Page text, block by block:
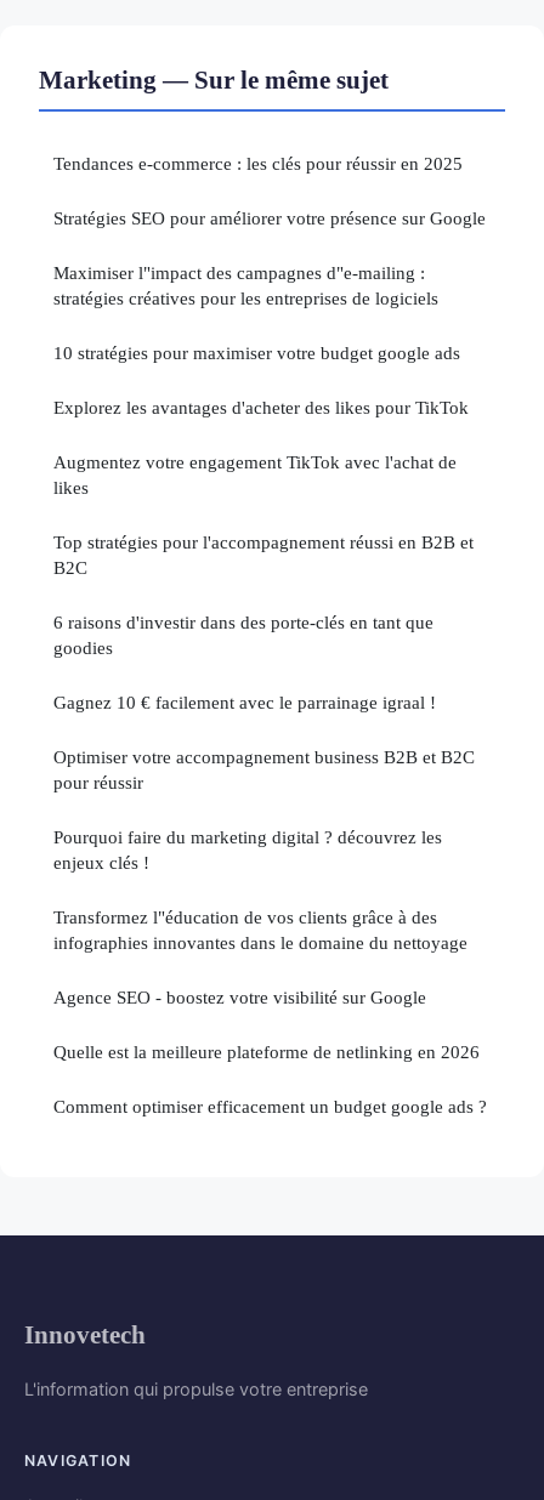
Marketing — Sur le même sujet
Tendances e-commerce : les clés pour réussir en 2025
Stratégies SEO pour améliorer votre présence sur Google
Maximiser l"impact des campagnes d"e-mailing :
stratégies créatives pour les entreprises de logiciels
10 stratégies pour maximiser votre budget google ads
Explorez les avantages d'acheter des likes pour TikTok
Augmentez votre engagement TikTok avec l'achat de
likes
Top stratégies pour l'accompagnement réussi en B2B et
B2C
6 raisons d'investir dans des porte-clés en tant que
goodies
Gagnez 10 € facilement avec le parrainage igraal !
Optimiser votre accompagnement business B2B et B2C
pour réussir
Pourquoi faire du marketing digital ? découvrez les
enjeux clés !
Transformez l"éducation de vos clients grâce à des
infographies innovantes dans le domaine du nettoyage
Agence SEO - boostez votre visibilité sur Google
Quelle est la meilleure plateforme de netlinking en 2026
Comment optimiser efficacement un budget google ads ?
Innovetech
L'information qui propulse votre entreprise
NAVIGATION